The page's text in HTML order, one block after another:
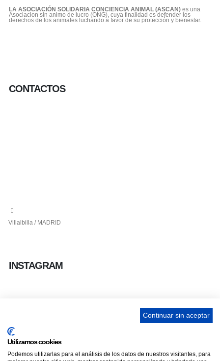
LA ASOCIACIÓN SOLIDARIA CONCIENCIA ANIMAL (ASCAN) es una
Asociacion sin animo de lucro (ONG), cuya finalidad es defender los
derechos de los animales luchando a favor de su protección y bienestar.
CONTACTOS
Villalbilla / MADRID
INSTAGRAM
ENLACES
Contacta
Continuar sin aceptar
Utilizamos cookies
Podemos utilizarlas para el análisis de los datos de nuestros visitantes, para